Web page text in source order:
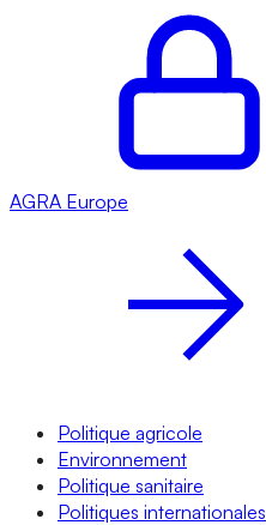
AGRA Europe
Politique agricole
Environnement
Politique sanitaire
Politiques internationales